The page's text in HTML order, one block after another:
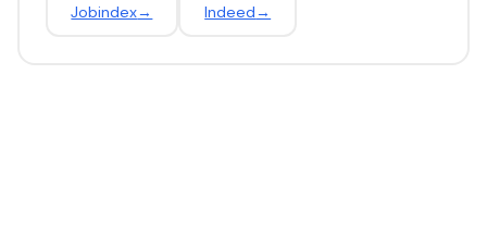
Jobindex→ Indeed→